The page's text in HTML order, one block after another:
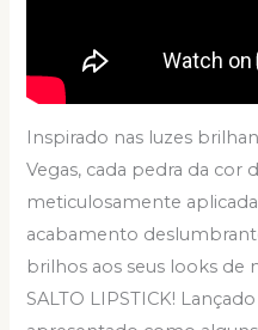
Inspirado nas luzes
Vegas, cada pedra da cor
meticulosamente
acabamento
brilhos aos seus looks de
SALTO LIPSTICK!